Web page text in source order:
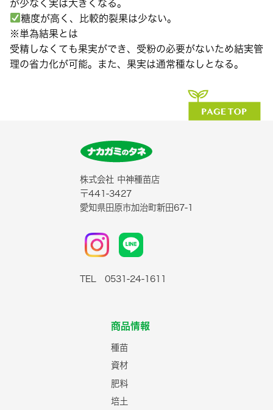
が少なく実は大きくなる。
糖度が高く、比較的裂果は少ない。
※単為結果とは
受精しなくても果実ができ、受粉の必要がないため結実管
理の省力化が可能。また、果実は通常種なしとなる。
株式会社 中神種苗店
〒441-3427
愛知県田原市加治町新田67-1
TEL 0531-24-1611
商品情報
種苗
資材
肥料
培土